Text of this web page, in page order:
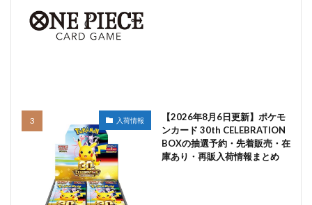
入荷情報
【2026年8月6日更新】ポケモ
ンカード 30th CELEBRATION
BOXの抽選予約・先着販売・在
庫あり・再販入荷情報まとめ